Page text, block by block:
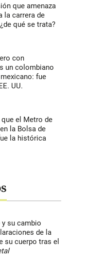
que amenaza
la carrera de
qué se trata?
con
un colombiano
fue
UU.
el Metro de
la Bolsa de
la histórica
y su cambio
de la
su cuerpo tras el